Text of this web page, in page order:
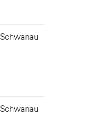
Schwanau
Schwanau